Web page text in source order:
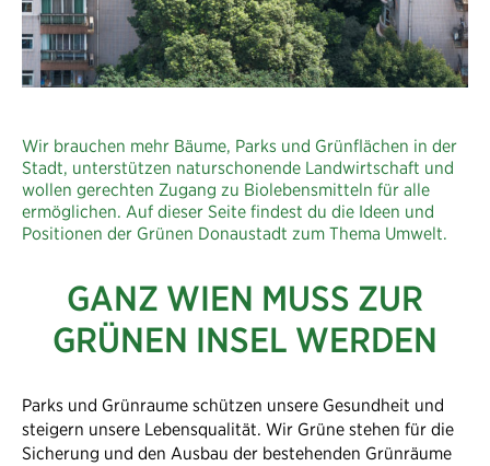
Wir brauchen mehr Bäume, Parks und Grünflächen in der
Stadt, unterstützen naturschonende Landwirtschaft und
wollen gerechten Zugang zu Biolebensmitteln für alle
ermöglichen. Auf dieser Seite findest du die Ideen und
Positionen der Grünen Donaustadt zum Thema Umwelt.
GANZ WIEN MUSS ZUR
GRÜNEN INSEL WERDEN
Parks und Grünraume schützen unsere Gesundheit und
steigern unsere Lebensqualität. Wir Grüne stehen für die
Sicherung und den Ausbau der bestehenden Grünräume